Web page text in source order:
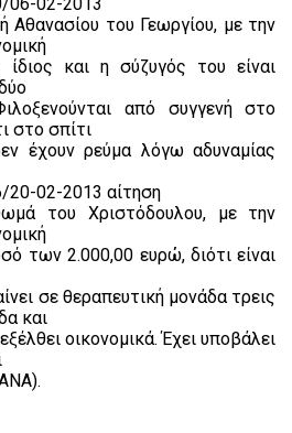
Αθανασίου του Γεωργίου, με την
ίδιος και η σύζυγός του είναι
από συγγενή στο
στο σπίτι
έχουν ρεύμα λόγω αδυναμίας
20-02-2013 αίτηση
του Χριστόδουλου, με την
των 2.000,00 ευρώ, διότι είναι
σε θεραπευτική μονάδα τρεις
και
οικονομικά. Έχει υποβάλει